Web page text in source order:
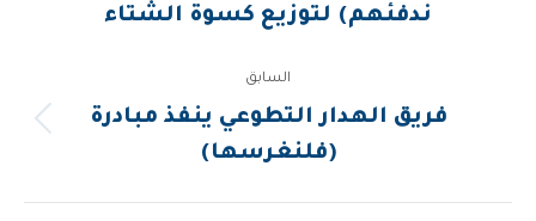
السابق
المقالة
السابقة:
فريق الهدار التطوعي ينفذ مبادرة
(فلنغرسها)
التالية:
ندفئهم) لتوزيع كسوة الشتاء